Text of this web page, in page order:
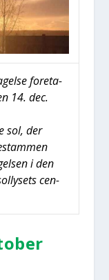
fore­ta­
14. dec.
sol, der
i den
cen­